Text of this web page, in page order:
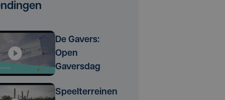
De Gavers:
Open
Gaversdag
Speelterreinen